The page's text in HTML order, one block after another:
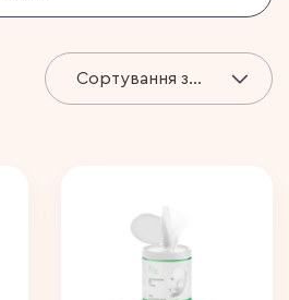
Сортування за замовчуванням